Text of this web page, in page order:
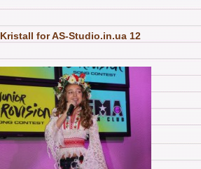
Kristall for AS-Studio.in.ua 12